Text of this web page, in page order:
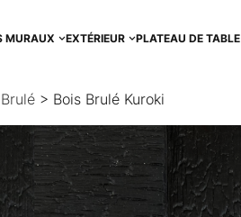
MURAUX EXTÉRIEUR PLATEAU DE TABLE
> Bois Brulé Kuroki